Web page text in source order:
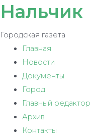
Нальчик
Городская газета
Главная
Новости
Документы
Город
Главный редактор
Архив
Контакты